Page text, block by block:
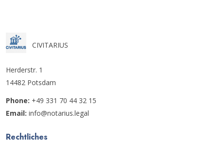
CIVITARIUS
Herderstr. 1
14482 Potsdam
Phone: +49 331 70 44 32 15
Email: info@notarius.legal
Rechtliches